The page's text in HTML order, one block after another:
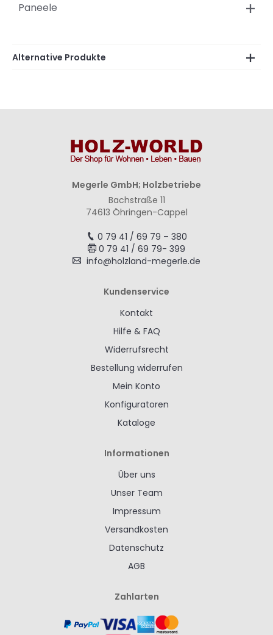
Paneele
Alternative Produkte
Megerle GmbH; Holzbetriebe
Bachstraße 11
74613 Öhringen-Cappel
0 79 41 / 69 79 – 380
0 79 41 / 69 79- 399
info@holzland-megerle.de
Kundenservice
Kontakt
Hilfe & FAQ
Widerrufsrecht
Bestellung widerrufen
Mein Konto
Konfiguratoren
Kataloge
Informationen
Über uns
Unser Team
Impressum
Versandkosten
Datenschutz
AGB
Zahlarten